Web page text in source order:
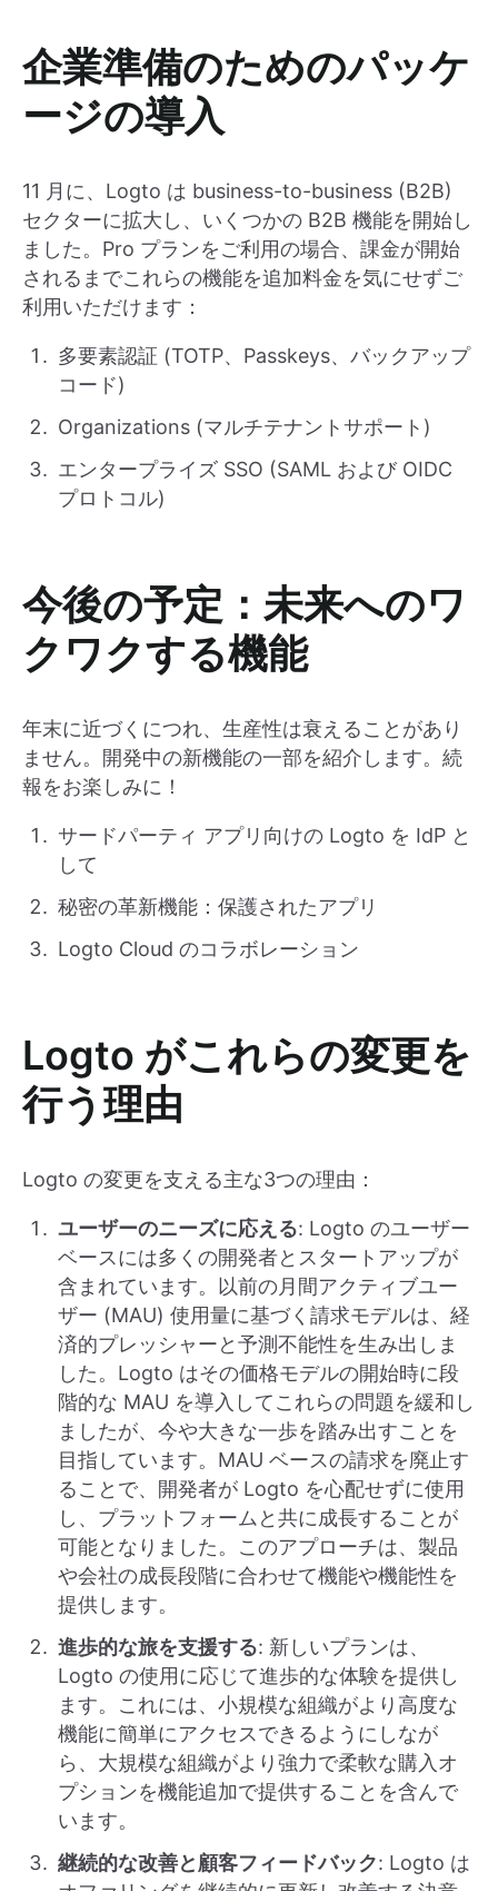
企業準備のためのパッケ
ージの導入
11 月に、Logto は business-to-business (B2B)
セクターに拡大し、いくつかの B2B 機能を開始し
ました。Pro プランをご利用の場合、課金が開始
されるまでこれらの機能を追加料金を気にせずご
利用いただけます：
多要素認証 (TOTP、Passkeys、バックアップ
コード)
Organizations (マルチテナントサポート)
エンタープライズ SSO (SAML および OIDC
プロトコル)
今後の予定：未来へのワ
クワクする機能
年末に近づくにつれ、生産性は衰えることがあり
ません。開発中の新機能の一部を紹介します。続
報をお楽しみに！
サードパーティ アプリ向けの Logto を IdP と
して
秘密の革新機能：保護されたアプリ
Logto Cloud のコラボレーション
Logto がこれらの変更を
行う理由
Logto の変更を支える主な3つの理由：
ユーザーのニーズに応える: Logto のユーザー
ベースには多くの開発者とスタートアップが
含まれています。以前の月間アクティブユー
ザー (MAU) 使用量に基づく請求モデルは、経
済的プレッシャーと予測不能性を生み出しま
した。Logto はその価格モデルの開始時に段
階的な MAU を導入してこれらの問題を緩和し
ましたが、今や大きな一歩を踏み出すことを
目指しています。MAU ベースの請求を廃止す
ることで、開発者が Logto を心配せずに使用
し、プラットフォームと共に成長することが
可能となりました。このアプローチは、製品
や会社の成長段階に合わせて機能や機能性を
提供します。
進歩的な旅を支援する: 新しいプランは、
Logto の使用に応じて進歩的な体験を提供し
ます。これには、小規模な組織がより高度な
機能に簡単にアクセスできるようにしなが
ら、大規模な組織がより強力で柔軟な購入オ
プションを機能追加で提供することを含んで
います。
継続的な改善と顧客フィードバック: Logto は